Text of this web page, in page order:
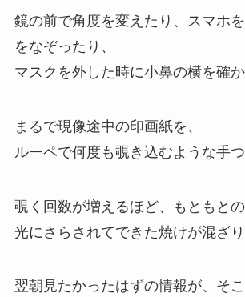
鏡の前で角度を変えたり、スマホ
をなぞったり、
マスクを外した時に小鼻の横を確か
まるで現像途中の印画紙を、
ルーペで何度も覗き込むような手つ
覗く回数が増えるほど、もともとの
光にさらされてできた焼けが混ざり
翌朝見たかったはずの情報が、そ